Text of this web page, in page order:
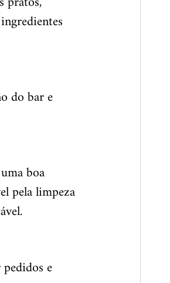
do bar e
boa
pela limpeza
e